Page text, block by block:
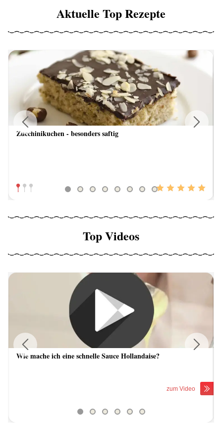
Aktuelle Top Rezepte
Zucchinikuchen - besonders saftig
Previous
Top Videos
Wie mache ich eine schnelle Sauce Hollandaise?
zum Video
Previous